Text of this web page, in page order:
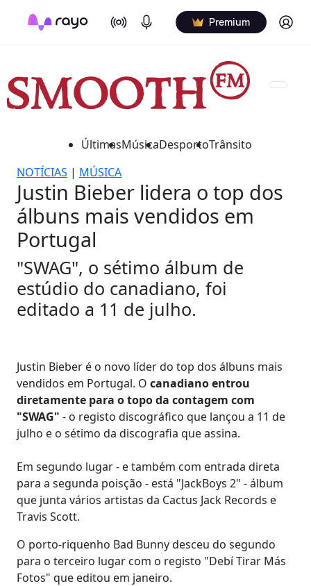
On Air Podcasts Premium Log in
ÚltimasMúsicaDesportoTrânsito
NOTÍCIAS | MÚSICA
Justin Bieber lidera o top dos
álbuns mais vendidos em
Portugal
"SWAG", o sétimo álbum de
estúdio do canadiano, foi
editado a 11 de julho.
Justin Bieber é o novo líder do top dos álbuns mais
vendidos em Portugal. O canadiano entrou
diretamente para o topo da contagem com
"SWAG" - o registo discográfico que lançou a 11 de
julho e o sétimo da discografia que assina.
Em segundo lugar - e também com entrada direta
para a segunda poisção - está "JackBoys 2" - álbum
que junta vários artistas da Cactus Jack Records e
Travis Scott.
O porto-riquenho Bad Bunny desceu do segundo
para o terceiro lugar com o registo "Debí Tirar Más
Fotos" que editou em janeiro.